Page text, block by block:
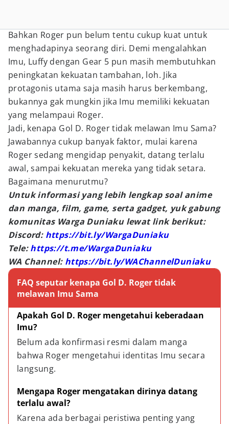
Bahkan Roger pun belum tentu cukup kuat untuk
menghadapinya seorang diri. Demi mengalahkan
Imu, Luffy dengan Gear 5 pun masih membutuhkan
peningkatan kekuatan tambahan, loh. Jika
protagonis utama saja masih harus berkembang,
bukannya gak mungkin jika Imu memiliki kekuatan
yang melampaui Roger.
Jadi, kenapa Gol D. Roger tidak melawan Imu Sama?
Jawabannya cukup banyak faktor, mulai karena
Roger sedang mengidap penyakit, datang terlalu
awal, sampai kekuatan mereka yang tidak setara.
Bagaimana menurutmu?
Untuk informasi yang lebih lengkap soal anime
dan manga, film, game, serta gadget, yuk gabung
komunitas Warga Duniaku lewat link berikut:
Discord: https://bit.ly/WargaDuniaku
Tele:https://t.me/WargaDuniaku
WA Channel: https://bit.ly/WAChannelDuniaku
FAQ seputar kenapa Gol D. Roger tidak
melawan Imu Sama
Apakah Gol D. Roger mengetahui keberadaan
Imu?
Belum ada konfirmasi resmi dalam manga
bahwa Roger mengetahui identitas Imu secara
langsung.
Mengapa Roger mengatakan dirinya datang
terlalu awal?
Karena ada berbagai peristiwa penting yang